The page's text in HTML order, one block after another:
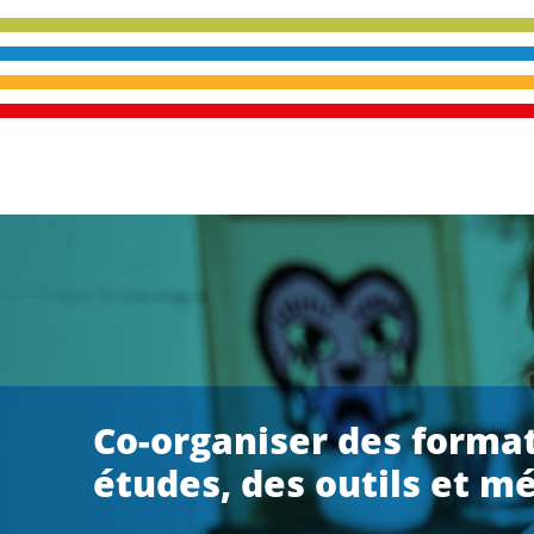
articles
Co-organiser des
études, des outils et